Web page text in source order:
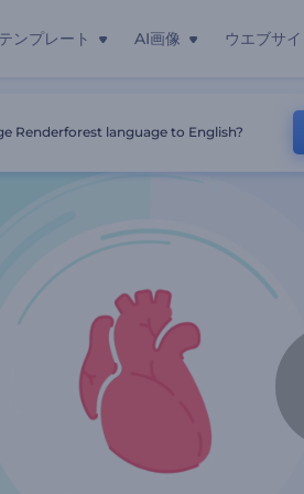
ンプレート AI画像 ウエブサイ
Renderforest language to English?